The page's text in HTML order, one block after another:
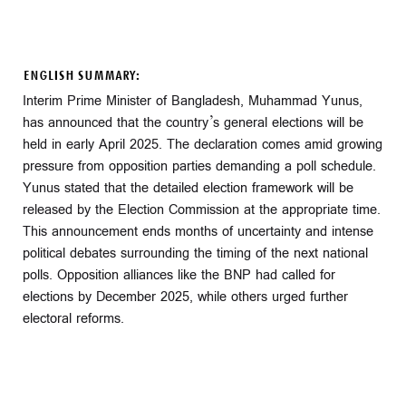
ENGLISH SUMMARY:
Interim Prime Minister of Bangladesh, Muhammad Yunus,
has announced that the country’s general elections will be
held in early April 2025. The declaration comes amid growing
pressure from opposition parties demanding a poll schedule.
Yunus stated that the detailed election framework will be
released by the Election Commission at the appropriate time.
This announcement ends months of uncertainty and intense
political debates surrounding the timing of the next national
polls. Opposition alliances like the BNP had called for
elections by December 2025, while others urged further
electoral reforms.